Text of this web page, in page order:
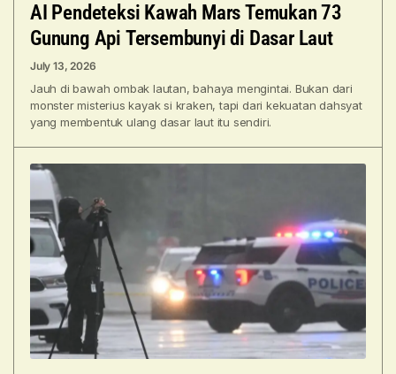
AI Pendeteksi Kawah Mars Temukan 73
Gunung Api Tersembunyi di Dasar Laut
July 13, 2026
Jauh di bawah ombak lautan, bahaya mengintai. Bukan dari
monster misterius kayak si kraken, tapi dari kekuatan dahsyat
yang membentuk ulang dasar laut itu sendiri.